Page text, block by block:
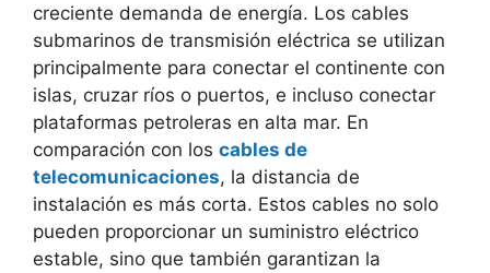
creciente demanda de energía. Los cables
submarinos de transmisión eléctrica se utilizan
principalmente para conectar el continente con
islas, cruzar ríos o puertos, e incluso conectar
plataformas petroleras en alta mar. En
comparación con los cables de
telecomunicaciones, la distancia de
instalación es más corta. Estos cables no solo
pueden proporcionar un suministro eléctrico
estable, sino que también garantizan la